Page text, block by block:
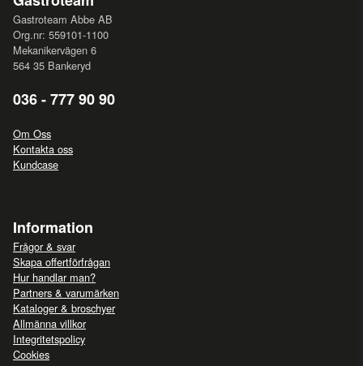
Gastroteam Abbe AB
Org.nr: 559101-1100
Mekanikervägen 6
564 35 Bankeryd
036 - 777 90 90
Om Oss
Kontakta oss
Kundcase
Information
Frågor & svar
Skapa offertförfrågan
Hur handlar man?
Partners & varumärken
Kataloger & broschyer
Allmänna villkor
Integritetspolicy
Cookies